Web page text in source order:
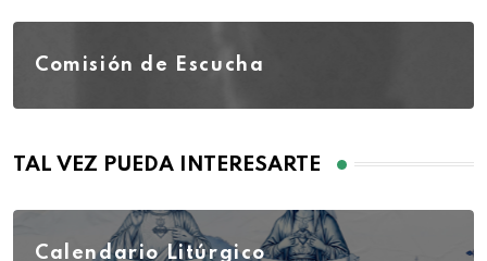
Comisión de Escucha
TAL VEZ PUEDA INTERESARTE
Calendario Litúrgico